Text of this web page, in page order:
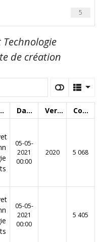
5
Technologie
de création
Date Version Compteur
05-05-
2021
00:00
2020 5 068
05-05-
2021
00:00
5 405